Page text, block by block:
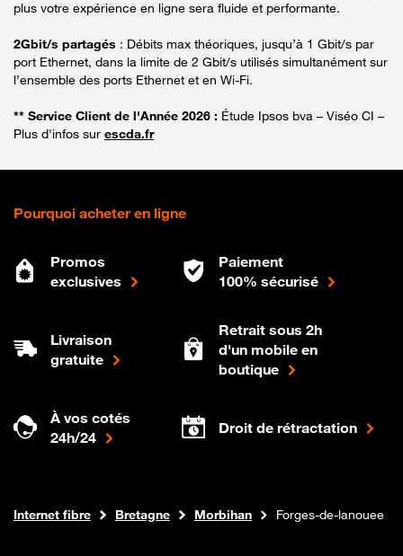
plus votre expérience en ligne sera fluide et performante.
2Gbit/s partagés : Débits max théoriques, jusqu’à 1 Gbit/s par
port Ethernet, dans la limite de 2 Gbit/s utilisés simultanément sur
l’ensemble des ports Ethernet et en Wi-Fi.
** Service Client de l'Année 2026 : Étude Ipsos bva – Viséo CI –
Plus d'infos sur escda.fr
Pourquoi acheter en ligne
Promos
exclusives
Paiement
100% sécurisé
Livraison
gratuite
Retrait sous 2h
d'un mobile en
boutique
À vos cotés
24h/24
Droit de rétractation
Boutique Orange
Internet fibre Bretagne Morbihan Forges-de-lanouee